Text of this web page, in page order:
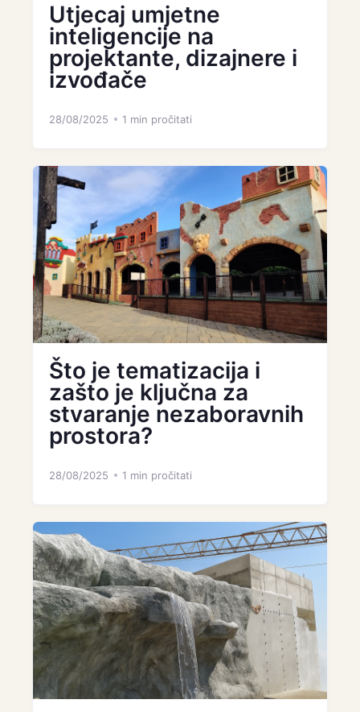
Utjecaj umjetne
inteligencije na
projektante, dizajnere i
izvođače
28/08/2025 1 min pročitati
Što je tematizacija i
zašto je ključna za
stvaranje nezaboravnih
prostora?
28/08/2025 1 min pročitati